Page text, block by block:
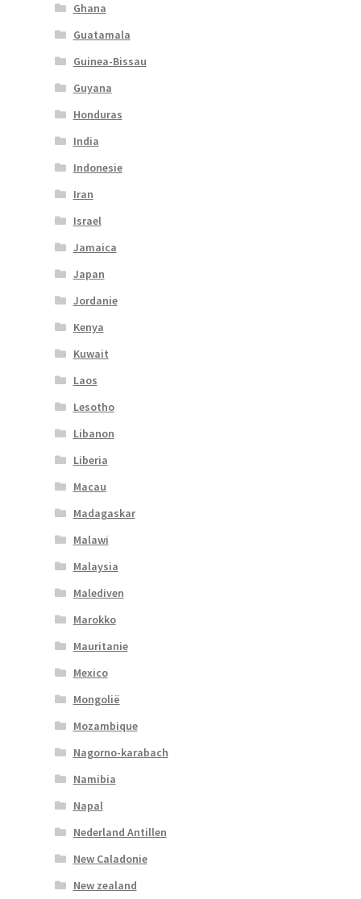
Ghana
Guatamala
Guinea-Bissau
Guyana
Honduras
India
Indonesie
Iran
Israel
Jamaica
Japan
Jordanie
Kenya
Kuwait
Laos
Lesotho
Libanon
Liberia
Macau
Madagaskar
Malawi
Malaysia
Malediven
Marokko
Mauritanie
Mexico
Mongolië
Mozambique
Nagorno-karabach
Namibia
Napal
Nederland Antillen
New Caladonie
New zealand